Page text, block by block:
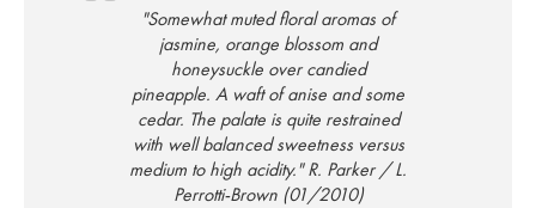
"Somewhat muted floral aromas of
jasmine, orange blossom and
honeysuckle over candied
pineapple. A waft of anise and some
cedar. The palate is quite restrained
with well balanced sweetness versus
medium to high acidity." R. Parker / L.
Perrotti-Brown (01/2010)